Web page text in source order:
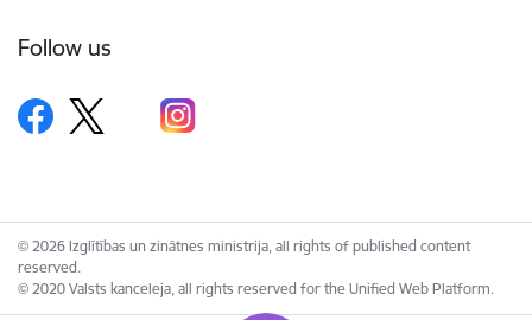
Follow us
© 2026 Izglītības un zinātnes ministrija, all rights of published content
reserved.
© 2020 Valsts kanceleja, all rights reserved for the Unified Web Platform.